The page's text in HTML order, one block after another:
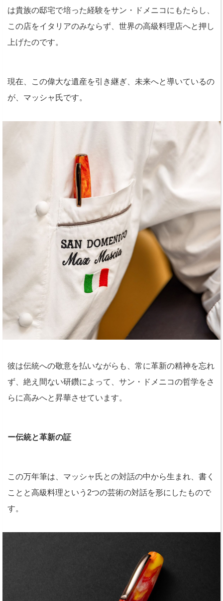
は貴族の邸宅で培った経験をサン・ドメニコにもたらし、
この店をイタリアのみならず、世界の高級料理店へと押し
上げたのです。
現在、この偉大な遺産を引き継ぎ、未来へと導いているの
が、マッシャ氏です。
彼は伝統への敬意を払いながらも、常に革新の精神を忘れ
ず、絶え間ない研鑽によって、サン・ドメニコの哲学をさ
らに高みへと昇華させています。
ー伝統と革新の証
この万年筆は、マッシャ氏との対話の中から生まれ、書く
ことと高級料理という2つの芸術の対話を形にしたもので
す。